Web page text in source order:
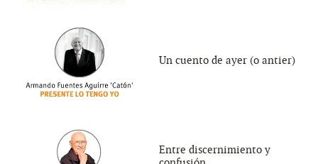
Un cuento de ayer (o antier)
Entre discernimiento y